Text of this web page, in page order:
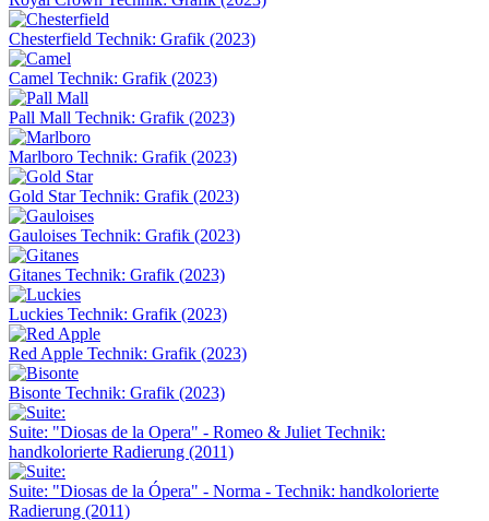
Chesterfield Technik: Grafik (2023)
Camel Technik: Grafik (2023)
Pall Mall Technik: Grafik (2023)
Marlboro Technik: Grafik (2023)
Gold StarTechnik: Grafik (2023)
Gauloises Technik: Grafik (2023)
Gitanes Technik: Grafik (2023)
Luckies Technik: Grafik (2023)
Red Apple Technik: Grafik (2023)
Bisonte Technik: Grafik (2023)
Suite: "Diosas de la Opera" - Romeo & Juliet Technik:
handkolorierte Radierung (2011)
Suite: "Diosas de la Ópera" - Norma - Technik: handkolorierte
Radierung (2011)